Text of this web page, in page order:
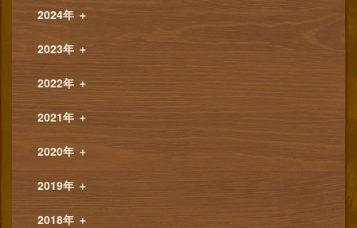
2024年 ＋
2023年 ＋
2022年＋
2021年 ＋
2020年 ＋
2019年 ＋
2018年 ＋